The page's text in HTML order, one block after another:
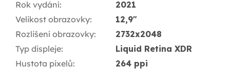
Rok vydání:
2021
Velikost obrazovky:
12,9"
Rozlišení obrazovky:
2732x2048
Typ displeje:
Liquid Retina XDR
Hustota pixelů:
264 ppi